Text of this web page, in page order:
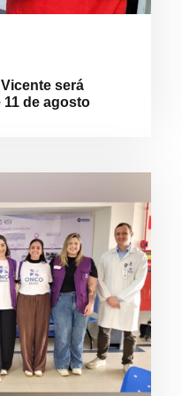
será
11 de agosto